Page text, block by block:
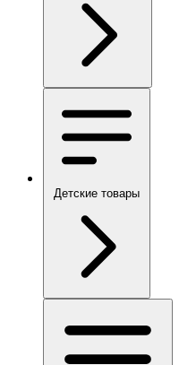
Детские товары